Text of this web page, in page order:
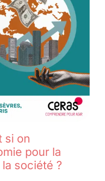
si on
pour la
société ?